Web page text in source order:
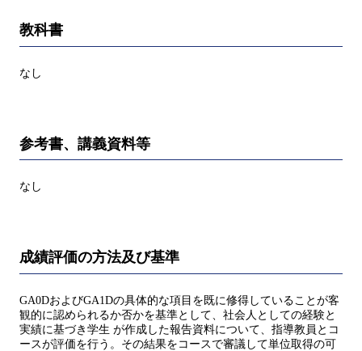
教科書
なし
参考書、講義資料等
なし
成績評価の方法及び基準
GA0DおよびGA1Dの具体的な項目を既に修得していることが客
観的に認められるか否かを基準として、社会人としての経験と
実績に基づき学生 が作成した報告資料について、指導教員とコ
ースが評価を行う。その結果をコースで審議して単位取得の可